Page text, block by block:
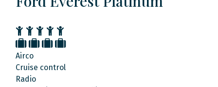
Airco
Cruise control
Radio